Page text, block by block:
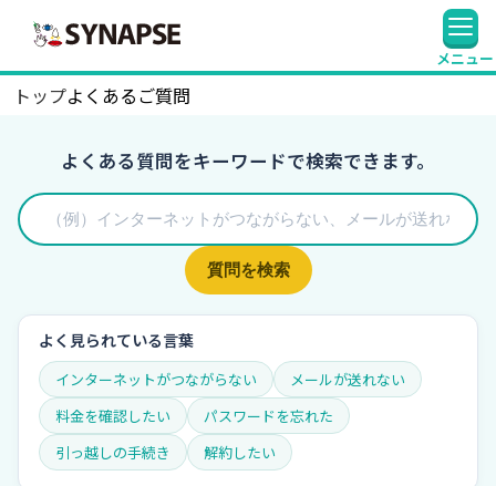
メニュー
トップよくあるご質問
よくある質問をキーワードで検索できます。
質問を検索
よく見られている言葉
インターネットがつながらない
メールが送れない
料金を確認したい
パスワードを忘れた
引っ越しの手続き
解約したい